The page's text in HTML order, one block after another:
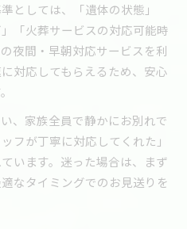
としては、「遺体の状態」
「火葬サービスの対応可能時
夜間・早朝対応サービスを利
対応してもらえるため、安心
、家族全員で静かにお別れで
フが丁寧に対応してくれた」
います。迷った場合は、まず
なタイミングでのお見送りを